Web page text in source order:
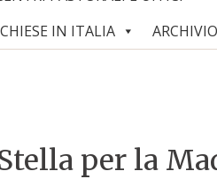
IN ITALIA
per la